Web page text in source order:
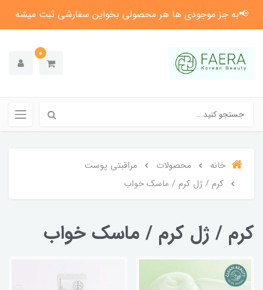
📢به جز موجودی ها هر محصولی بخواین سفارشی ثبت میشه
0
خانه محصولات
مراقبتی پوست
کرم / ژل کرم / ماسک خواب
کرم / ژل کرم / ماسک خواب